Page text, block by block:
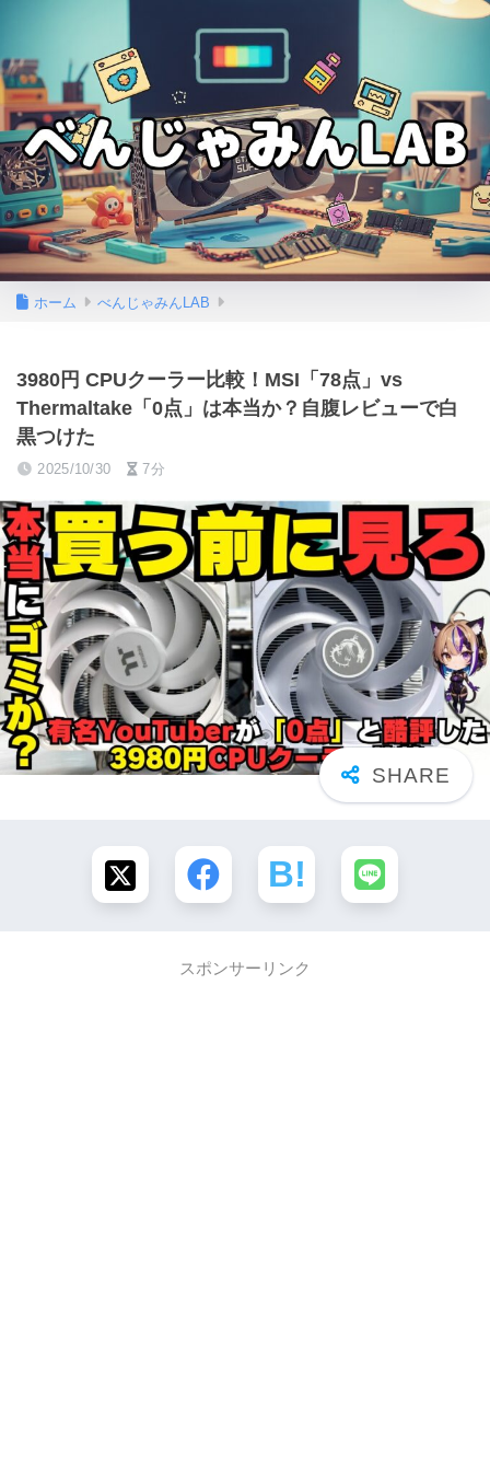
ホーム べんじゃみんLAB
3980円 CPUクーラー比較！MSI「78点」vs
Thermaltake「0点」は本当か？自腹レビューで白
黒つけた
2025/10/30 7分
スポンサーリンク